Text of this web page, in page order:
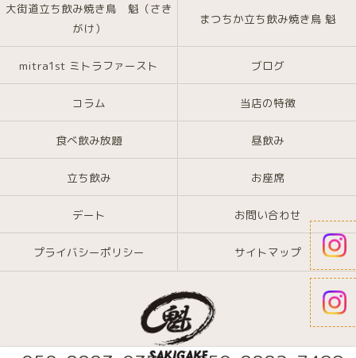
大街道立ち飲み焼き鳥 魁（さき
がけ）
まつちか立ち飲み焼き鳥 魁
mitra1st ミトラファースト ブログ
コラム 当店の特徴
食べ飲み放題 昼飲み
立ち飲み お座席
デート お問い合わせ
プライバシーポリシー サイトマップ